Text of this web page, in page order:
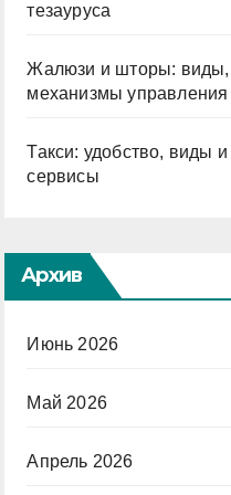
тезауруса
Жалюзи и шторы: виды,
механизмы управления
Такси: удобство, виды
сервисы
Архив
Июнь 2026
Май 2026
Апрель 2026